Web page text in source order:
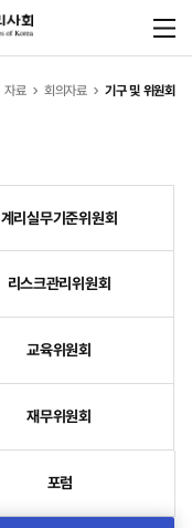
자료 회의자료 기구 및 위원회
계리실무기준위원회
리스크관리위원회
교육위원회
재무위원회
포럼